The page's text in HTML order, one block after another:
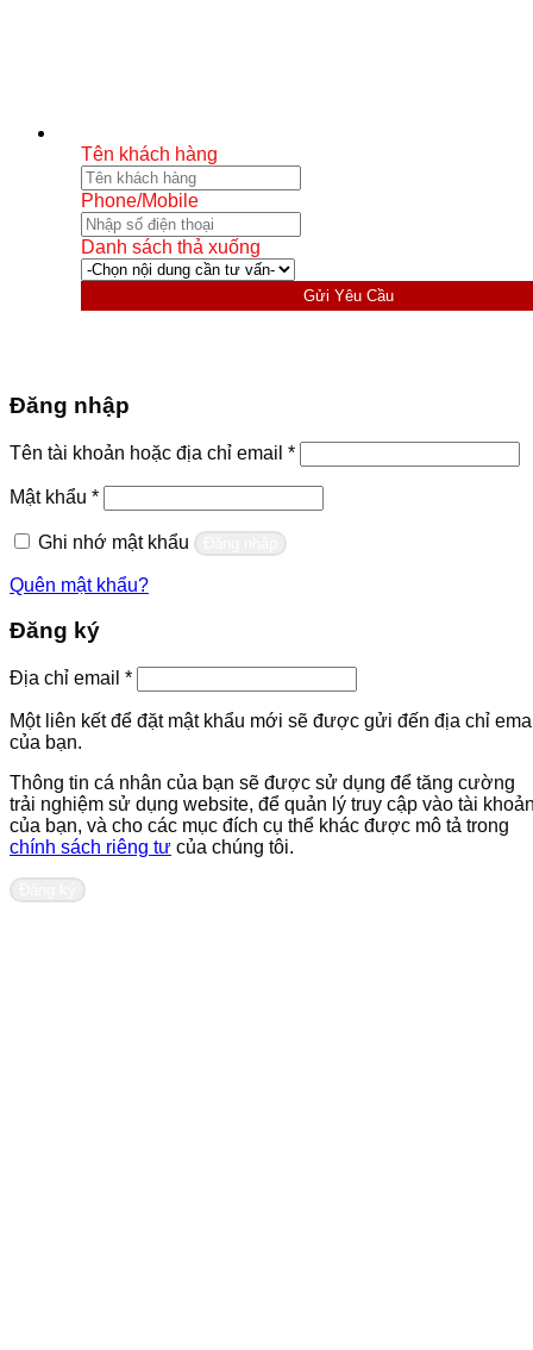
Tên khách hàng
Phone/Mobile
Danh sách thả xuống
Gửi Yêu Cầu
Đăng nhập
Tên tài khoản hoặc địa chỉ email *Bắt
buộc
Mật khẩu *Bắt
buộc
Ghi nhớ mật khẩu
Quên mật khẩu?
Đăng ký
Địa chỉ email *Bắt
buộc
Một liên kết để đặt mật khẩu mới sẽ được gửi đến địa chỉ
của bạn.
Thông tin cá nhân của bạn sẽ được sử dụng để tăng cường
trải nghiệm sử dụng website, để quản lý truy cập vào tài
của bạn, và cho các mục đích cụ thể khác được mô tả trong
chính sách riêng tư của chúng tôi.